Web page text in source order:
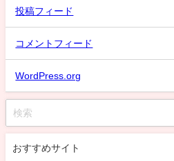
投稿フィード
コメントフィード
WordPress.org
おすすめサイト